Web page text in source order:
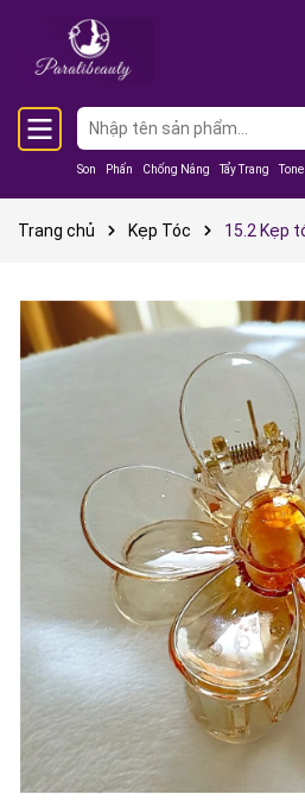
Son Phấn Chống Nắng Tẩy Trang
Trang chủ Kẹp Tóc 15.2 Kẹp
Mã giảm giá:
Ngày hết hạn:
Điều kiện: